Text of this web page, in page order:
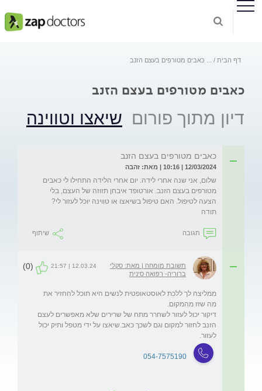
דף הבית כאבים מטורפים בעצם הזנב
כאבים מטורפים בעצם הזנב
דיון מתוך פורום שיאצו וטווינה
כאבים מטורפים בעצם הזנב
12/03/2024 | 10:16 | מאת: זהבה
שלום, אני שנה אחרי לידה. יום אחרי הלידה התחילו לי כאבים
מטורפים בעצם הזנב. אורטופד איבחן תזוזה של העצם, בלי
תודה
תגובה שיתוף
תשובת מומחה | מאת: סקלי
ברוריה- רפואה סינית
12.03.24 | 21:57
(0)
ממליצה לך ללכת לאוסטאופטית לנשים היא תוכל להחזיר את
דיקור יכול לעזור לשחרר מתח של שרירים שלא מאפשרים לעצם
הזנב לחזור למקום וגם לשכך כאב.שיאצו על ידי מטפל ותיק יכול
לעזור.
054-7575190